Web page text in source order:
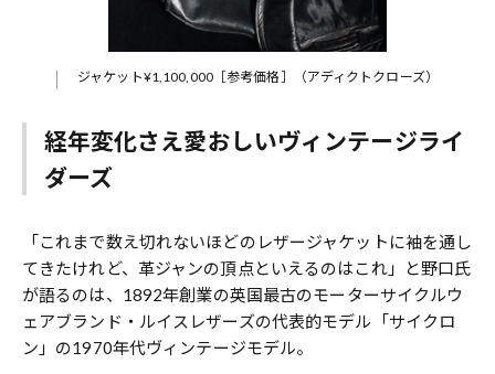
ジャケット¥1,100,000［参考価格］（アディクトクローズ）
経年変化さえ愛おしいヴィンテージライ
ダーズ
「これまで数え切れないほどのレザージャケットに袖を通し
てきたけれど、革ジャンの頂点といえるのはこれ」と野口氏
が語るのは、1892年創業の英国最古のモーターサイクルウ
ェアブランド・ルイスレザーズの代表的モデル「サイクロ
ン」の1970年代ヴィンテージモデル。